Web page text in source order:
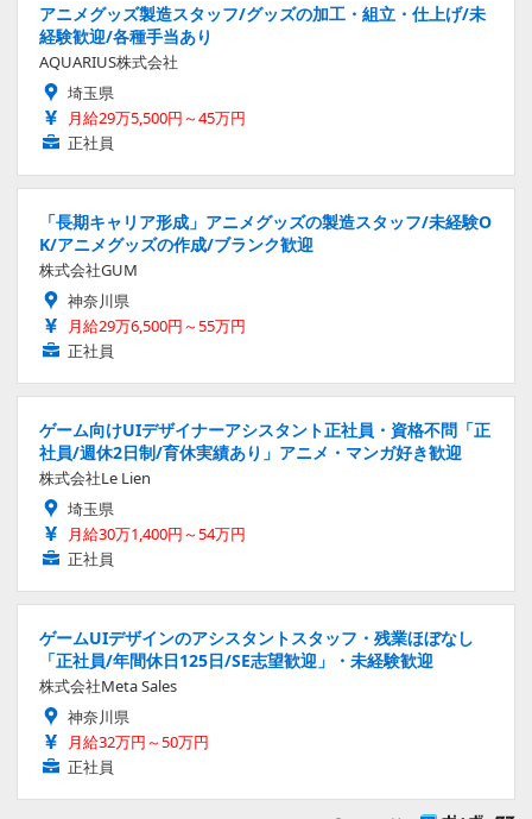
アニメグッズ製造スタッフ/グッズの加工・組立・仕上げ/未
経験歓迎/各種手当あり
AQUARIUS株式会社
埼玉県
月給29万5,500円～45万円
正社員
「長期キャリア形成」アニメグッズの製造スタッフ/未経験O
K/アニメグッズの作成/ブランク歓迎
株式会社GUM
神奈川県
月給29万6,500円～55万円
正社員
ゲーム向けUIデザイナーアシスタント正社員・資格不問「正
社員/週休2日制/育休実績あり」アニメ・マンガ好き歓迎
株式会社Le Lien
埼玉県
月給30万1,400円～54万円
正社員
ゲームUIデザインのアシスタントスタッフ・残業ほぼなし
「正社員/年間休日125日/SE志望歓迎」・未経験歓迎
株式会社Meta Sales
神奈川県
月給32万円～50万円
正社員